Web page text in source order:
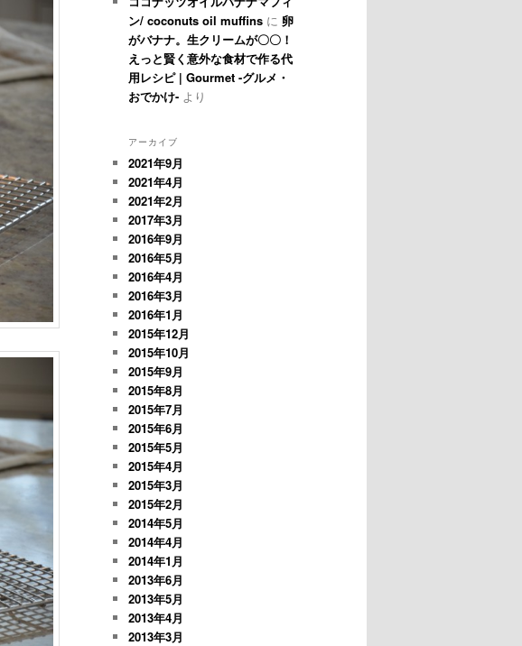
ン/ coconuts oil muffins に 卵
がバナナ。生クリームが〇〇！
えっと賢く意外な食材で作る代
用レシピ | Gourmet -グルメ・
おでかけ- より
アーカイブ
2021年9月
2021年4月
2021年2月
2017年3月
2016年9月
2016年5月
2016年4月
2016年3月
2016年1月
2015年12月
2015年10月
2015年9月
2015年8月
2015年7月
2015年6月
2015年5月
2015年4月
2015年3月
2015年2月
2014年5月
2014年4月
2014年1月
2013年6月
2013年5月
2013年4月
2013年3月